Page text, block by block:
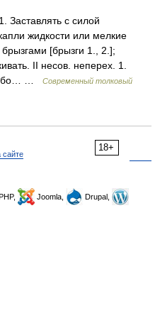
Заставлять с силой
жидкости или мелкие
[брызги 1., 2.];
II несов. неперех. 1.
…
Современный толковый
18+
сайте
Joomla,
Drupal,